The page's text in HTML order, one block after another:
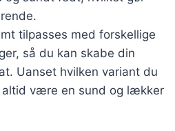
tilpasses med forskellige
så du kan skabe din
Uanset hvilken variant du
være en sund og lækker